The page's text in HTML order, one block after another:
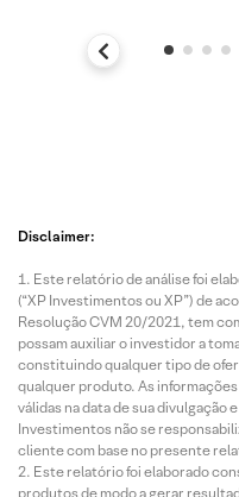
Disclaimer:
Este relatório de análise foi
(“XP Investimentos ou XP”) de
Resolução CVM 20/2021, tem
possam auxiliar o investidor a
constituindo qualquer tipo de
qualquer produto. As
válidas na data de sua divulgação
Investimentos não se
cliente com base no presente
Este relatório foi elaborado
produtos de modo a gerar